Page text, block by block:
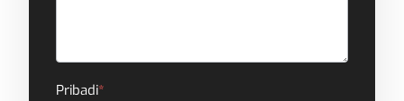
Pribadi*